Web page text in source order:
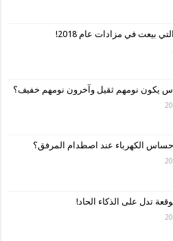
بيعت في مزادات عام 2018!
يكون نومهم ثقيل وآخرون نومهم خفيف؟
الكهرباء عند اصطدام المرفق؟
تدل على الذكاء الحاد!